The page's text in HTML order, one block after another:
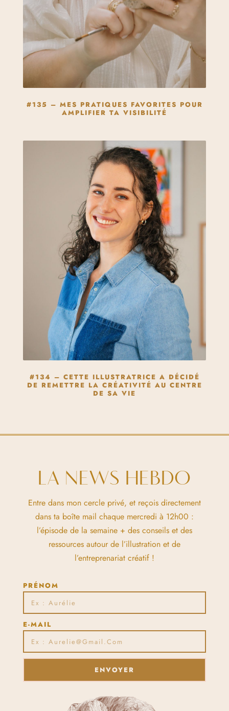
#135 – MES PRATIQUES FAVORITES POUR
AMPLIFIER TA VISIBILITÉ
#134 – CETTE ILLUSTRATRICE A DÉCIDÉ
DE REMETTRE LA CRÉATIVITÉ AU CENTRE
DE SA VIE
LA NEWS HEBDO
Entre dans mon cercle privé, et reçois directement
dans ta boîte mail chaque mercredi à 12h00 :
l’épisode de la semaine + des conseils et des
ressources autour de l’illustration et de
l’entreprenariat créatif !
PRÉNOM
E-MAIL
ENVOYER